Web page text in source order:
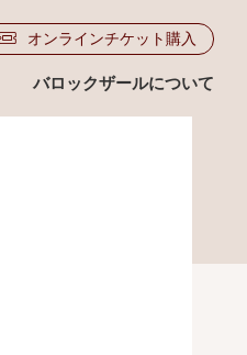
オンラインチケット購入
バロックザールについて